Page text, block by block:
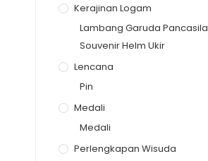
Kerajinan Logam
Lambang Garuda Pancasila
Souvenir Helm Ukir
Lencana
Pin
Medali
Medali
Perlengkapan Wisuda